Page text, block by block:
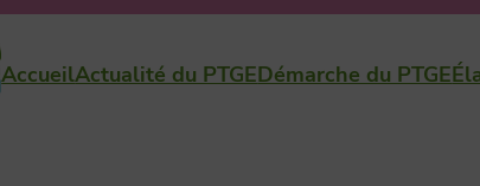
AccueilActualité du PTGEDémarche du PTGE